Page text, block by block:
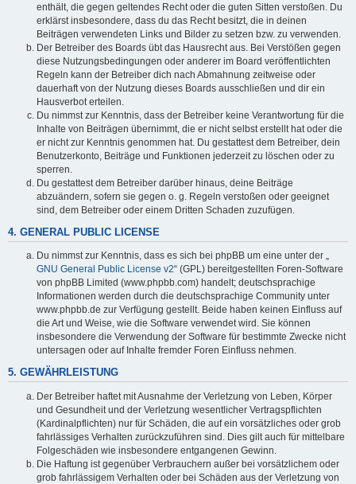
enthält, die gegen geltendes Recht oder die guten Sitten verstoßen. Du
erklärst insbesondere, dass du das Recht besitzt, die in deinen
Beiträgen verwendeten Links und Bilder zu setzen bzw. zu verwenden.
Der Betreiber des Boards übt das Hausrecht aus. Bei Verstößen gegen
diese Nutzungsbedingungen oder anderer im Board veröffentlichten
Regeln kann der Betreiber dich nach Abmahnung zeitweise oder
dauerhaft von der Nutzung dieses Boards ausschließen und dir ein
Hausverbot erteilen.
Du nimmst zur Kenntnis, dass der Betreiber keine Verantwortung für die
Inhalte von Beiträgen übernimmt, die er nicht selbst erstellt hat oder die
er nicht zur Kenntnis genommen hat. Du gestattest dem Betreiber, dein
Benutzerkonto, Beiträge und Funktionen jederzeit zu löschen oder zu
sperren.
Du gestattest dem Betreiber darüber hinaus, deine Beiträge
abzuändern, sofern sie gegen o. g. Regeln verstoßen oder geeignet
sind, dem Betreiber oder einem Dritten Schaden zuzufügen.
4. GENERAL PUBLIC LICENSE
Du nimmst zur Kenntnis, dass es sich bei phpBB um eine unter der „
GNU General Public License v2“ (GPL) bereitgestellten Foren-Software
von phpBB Limited (www.phpbb.com) handelt; deutschsprachige
Informationen werden durch die deutschsprachige Community unter
www.phpbb.de zur Verfügung gestellt. Beide haben keinen Einfluss auf
die Art und Weise, wie die Software verwendet wird. Sie können
insbesondere die Verwendung der Software für bestimmte Zwecke nicht
untersagen oder auf Inhalte fremder Foren Einfluss nehmen.
5. GEWÄHRLEISTUNG
Der Betreiber haftet mit Ausnahme der Verletzung von Leben, Körper
und Gesundheit und der Verletzung wesentlicher Vertragspflichten
(Kardinalpflichten) nur für Schäden, die auf ein vorsätzliches oder grob
fahrlässiges Verhalten zurückzuführen sind. Dies gilt auch für mittelbare
Folgeschäden wie insbesondere entgangenen Gewinn.
Die Haftung ist gegenüber Verbrauchern außer bei vorsätzlichem oder
grob fahrlässigem Verhalten oder bei Schäden aus der Verletzung von